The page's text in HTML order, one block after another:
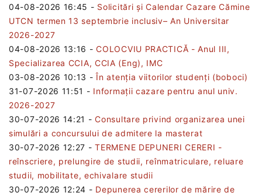
04-08-2026 16:45 - Solicitări și Calendar Cazare Cămine
UTCN termen 13 septembrie inclusiv– An Universitar
2026-2027
04-08-2026 13:16 -COLOCVIU PRACTICĂ - Anul III,
Specializarea CCIA, CCIA (Eng), IMC
03-08-2026 10:13 -În atenția viitorilor studenți (boboci)
31-07-2026 11:51 - Informații cazare pentru anul univ.
2026-2027
30-07-2026 14:21 -Consultare privind organizarea unei
simulări a concursului de admitere la masterat
30-07-2026 12:27 -TERMENE DEPUNERI CERERI -
reînscriere, prelungire de studii, reînmatriculare, reluare
studii, mobilitate, echivalare studii
30-07-2026 12:24 - Depunerea cererilor de mărire de